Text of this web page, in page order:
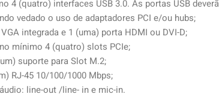
4 (quatro) interfaces USB 3.0. As portas USB
vedado o uso de adaptadores PCI e/ou hubs;
integrada e 1 (uma) porta HDMI ou DVI-D;
mínimo 4 (quatro) slots PCIe;
suporte para Slot M.2;
RJ-45 10/100/1000 Mbps;
line-out /line- in e mic-in.